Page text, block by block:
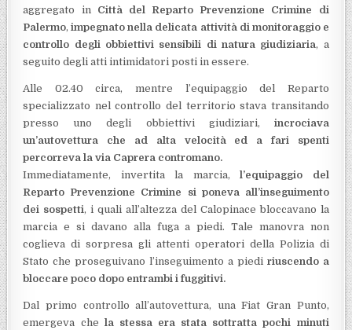
aggregato in Città del Reparto Prevenzione Crimine di
Palermo, impegnato nella delicata attività di monitoraggio e
controllo degli obbiettivi sensibili di natura giudiziaria, a
seguito degli atti intimidatori posti in essere.
Alle 02.40 circa, mentre l’equipaggio del Reparto
specializzato nel controllo del territorio stava transitando
presso uno degli obbiettivi giudiziari, incrociava
un’autovettura che ad alta velocità ed a fari spenti
percorreva la via Caprera contromano.
Immediatamente, invertita la marcia, l’equipaggio del
Reparto Prevenzione Crimine si poneva all’inseguimento
dei sospetti, i quali all’altezza del Calopinace bloccavano la
marcia e si davano alla fuga a piedi. Tale manovra non
coglieva di sorpresa gli attenti operatori della Polizia di
Stato che proseguivano l’inseguimento a piediriuscendo a
bloccare poco dopo entrambi i fuggitivi.
Dal primo controllo all’autovettura, una Fiat Gran Punto,
emergeva che la stessa era stata sottratta pochi minuti